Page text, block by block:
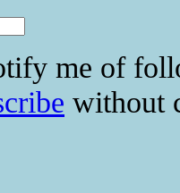
me of
without